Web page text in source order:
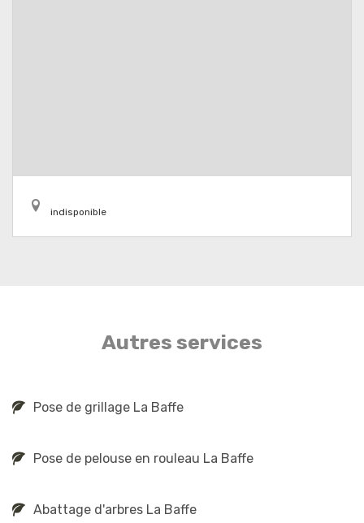
indisponible
Autres services
Pose de grillage La Baffe
Pose de pelouse en rouleau La Baffe
Abattage d'arbres La Baffe